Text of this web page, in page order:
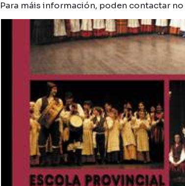
Para máis información, poden contactar